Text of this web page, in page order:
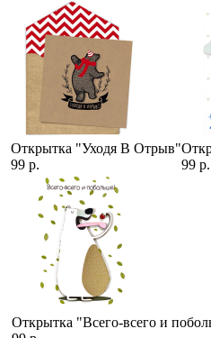
Открытка "Уходя В Отрыв"
99 р.
99 р.
Открытка "Всего-всего и